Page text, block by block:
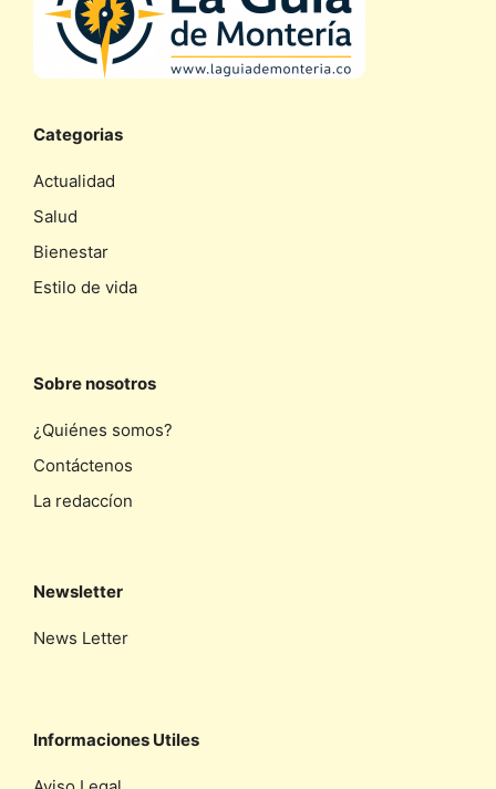
Categorias
Actualidad
Salud
Bienestar
Estilo de vida
Sobre nosotros
¿Quiénes somos?
Contáctenos
La redaccíon
Newsletter
News Letter
Informaciones Utiles